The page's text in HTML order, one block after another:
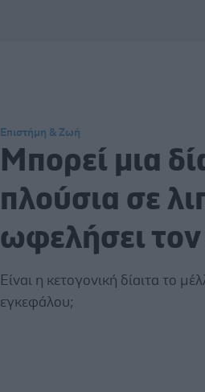
Επιστήμη & Ζωή
Μπορεί μια
πλούσια σε
ωφελήσει
Είναι η κετογονική δίαιτα το
εγκεφάλου;